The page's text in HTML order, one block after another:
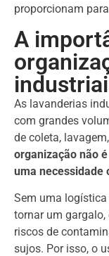
proporcionam
A
As lavanderias
com grandes
de coleta,
organização não
uma necessidade
Sem uma
tornar um
riscos de
sujos. Por isso, o